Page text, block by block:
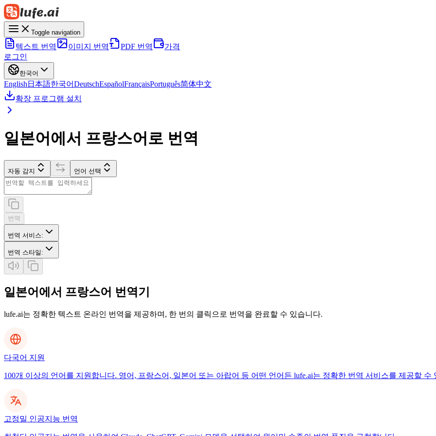
Toggle navigation
텍스트 번역 이미지 번역 PDF 번역
가격
로그인
한국어
English 日本語한국어DeutschEspañolFrançaisPortuguês简体中文
확장 프로그램 설치
일본어에서 프랑스어로 번역
자동 감지 언어 선택
번역
번역 서비스:
번역 스타일 :
일본어에서 프랑스어 번역기
lufe.ai는 정확한 텍스트 온라인 번역을 제공하며, 한 번의 클릭으로 번역을 완료할 수 있습니다.
다국어 지원
100개 이상의 언어를 지원합니다. 영어, 프랑스어, 일본어 또는 아랍어 등 어떤 언어든 lufe.ai는 정확한 번역 서비스를 제공할 수
고정밀 인공지능 번역